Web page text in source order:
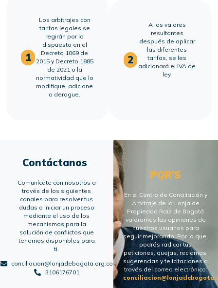
1
Los arbitrajes con
tarifas legales se
regirán por lo
dispuesto en el
Decreto 1069 de
2015 y Decreto 1885
de 2021 o la
normatividad que lo
modifique, adicione
o derogue.
2
A los valores
resultantes
después de aplicar
las diferentes
tarifas, se les
adicionará el IVA de
ley.
Contáctanos
Comunícate con nosotros a
través de los siguientes
canales para resolver tus
dudas o iniciar un proceso
mediante el uso de los
mecanismos para la
solución de conflictos que
tenemos disponibles para
ti.
conciliacion@lonjadebogota.org.co
3106176701
PQR'S
En el Centro de Conciliación y
Arbitraje de la Lonja de
Propiedad Raíz de Bogotá
valoramos las opiniones de
nuestros usuarios para
seguir mejorando. Por lo que,
podrás radicar tus
peticiones, quejas, reclamos,
sugerencias y felicitaciones a
través del correo electrónico: